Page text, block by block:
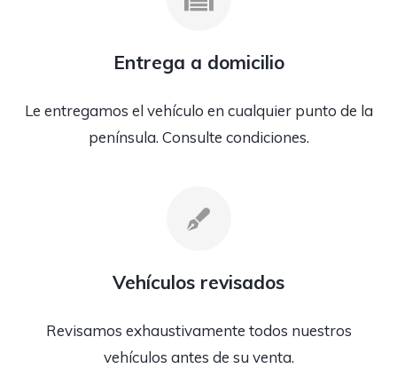
Entrega a domicilio
Le entregamos el vehículo en cualquier punto de la
península. Consulte condiciones.
Vehículos revisados
Revisamos exhaustivamente todos nuestros
vehículos antes de su venta.